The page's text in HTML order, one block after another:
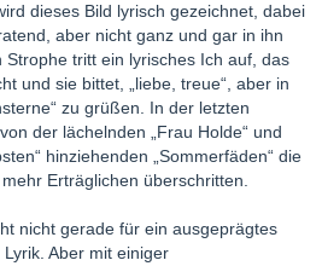
dieses Bild lyrisch gezeichnet, dabei
aber nicht ganz und gar in ihn
tritt ein lyrisches Ich auf, das
und sie bittet, „liebe, treue“, aber in
zu grüßen. In der letzten
der lächelnden „Frau Holde“ und
hinziehenden „Sommerfäden“ die
Erträglichen überschritten.
nicht gerade für ein ausgeprägtes
Aber mit einiger